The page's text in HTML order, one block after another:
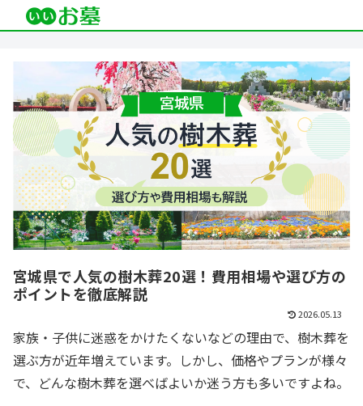
宮城県で人気の樹木葬20選！費用相場や選び方の
ポイントを徹底解説
2026.05.13
家族・子供に迷惑をかけたくないなどの理由で、樹木葬を
選ぶ方が近年増えています。しかし、価格やプランが様々
で、どんな樹木葬を選べばよいか迷う方も多いですよね。